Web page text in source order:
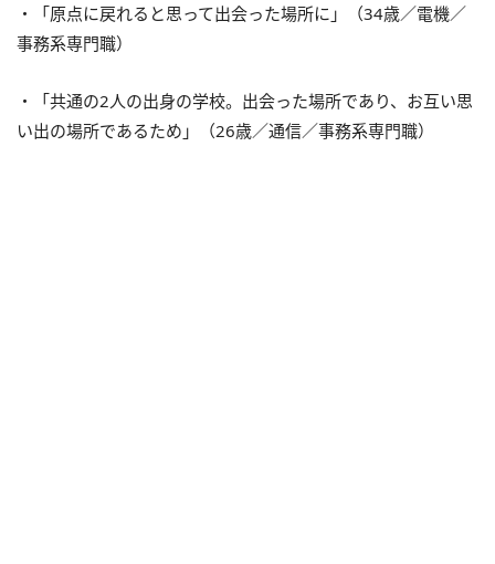
・「原点に戻れると思って出会った場所に」（34歳／電機／
事務系専門職）
・「共通の2人の出身の学校。出会った場所であり、お互い思
い出の場所であるため」（26歳／通信／事務系専門職）